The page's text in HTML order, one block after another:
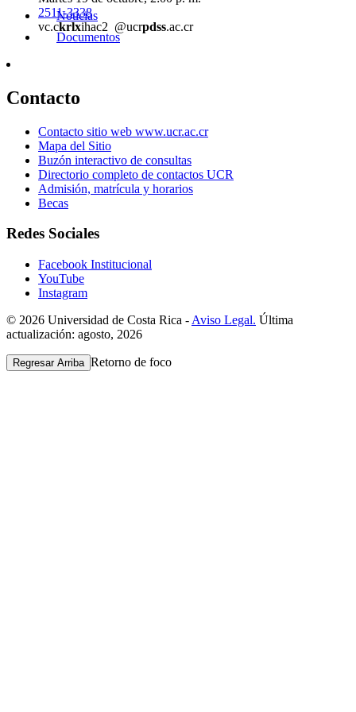
2511-3338
vc.ckrlxihac2 @ucrpdss.ac.cr
Noticias
Documentos
Contacto
Contacto sitio web www.ucr.ac.cr
Mapa del Sitio
Buzón interactivo de consultas
Directorio completo de contactos UCR
Admisión, matrícula y horarios
Becas
Redes Sociales
Facebook Institucional
YouTube
Instagram
© 2026 Universidad de Costa Rica - Aviso Legal. Última
actualización: agosto, 2026
Regresar Arriba Retorno de foco